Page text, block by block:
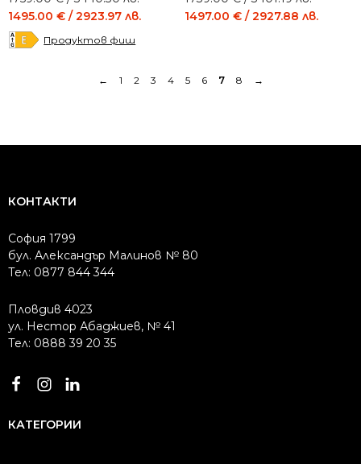
price
was:
1759.00 €
1495.00 € / 2923.97 лв.
price
is:
1495.00 €
Продуктов фиш
price
3401.19 лв..
1497.00 € / 2927.88 лв.
price
2927.88 лв..
← 1 2 3 4 5 6 7 8 →
КОНТАКТИ
София 1799
бул. Александър Малинов № 80
Тел: 0877 844 344
Пловдив 4023
ул. Нестор Абаджиев, № 41
Тел: 0888 39 20 35
КАТЕГОРИИ